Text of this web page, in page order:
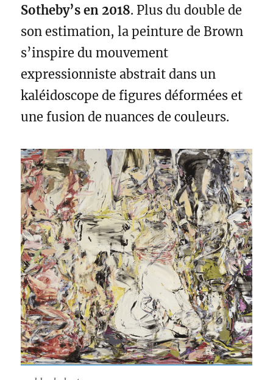
Sotheby’s en 2018. Plus du double de
son estimation, la peinture de Brown
s’inspire du mouvement
expressionniste abstrait dans un
kaléidoscope de figures déformées et
une fusion de nuances de couleurs.